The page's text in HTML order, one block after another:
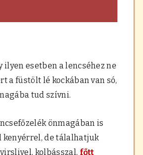
ilyen esetben a lencséhez ne
a füstölt lé kockában van só,
tud szívni.
önmagában is
kenyérrel, de tálalhatjuk
kolbásszal, főtt